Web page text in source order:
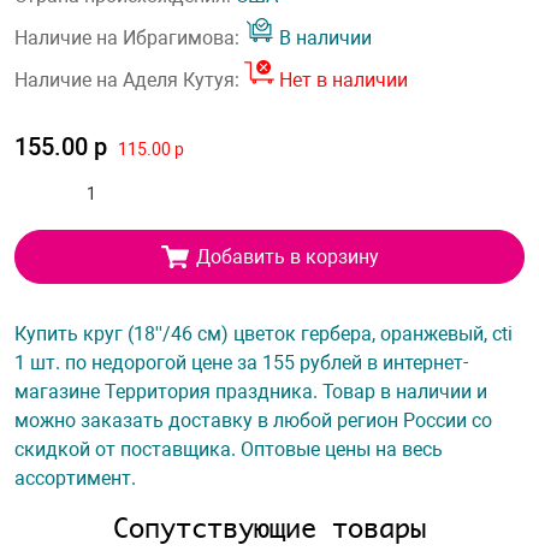
Наличие на Ибрагимова:
В наличии
Наличие на Аделя Кутуя:
Нет в наличии
155.00 р 115.00 р
Добавить в корзину
Купить круг (18''/46 см) цветок гербера, оранжевый, cti
1 шт. по недорогой цене за 155 рублей в интернет-
магазине Территория праздника. Товар в наличии и
можно заказать доставку в любой регион России со
скидкой от поставщика. Оптовые цены на весь
ассортимент.
Сопутствующие товары